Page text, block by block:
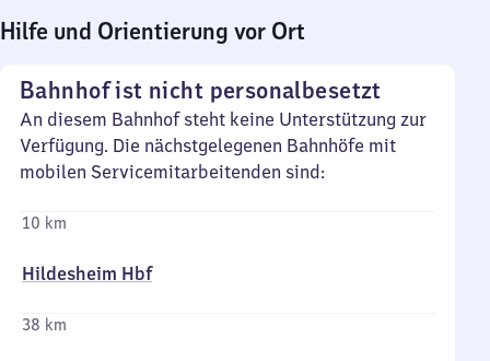
Hilfe und Orientierung vor Ort
Bahnhof ist nicht personalbesetzt
An diesem Bahnhof steht keine Unterstützung zur
Verfügung. Die nächstgelegenen Bahnhöfe mit
mobilen Servicemitarbeitenden sind:
10 km
Hildesheim Hbf
38 km